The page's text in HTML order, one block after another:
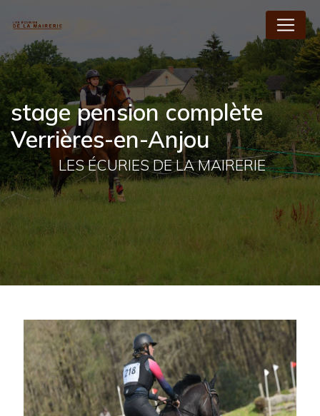
stage pension complète
Verrières-en-Anjou
LES ÉCURIES DE LA MAIRERIE